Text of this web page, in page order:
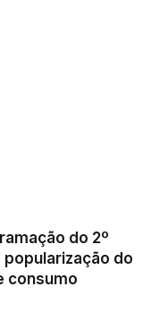
do 2º
do
consumo